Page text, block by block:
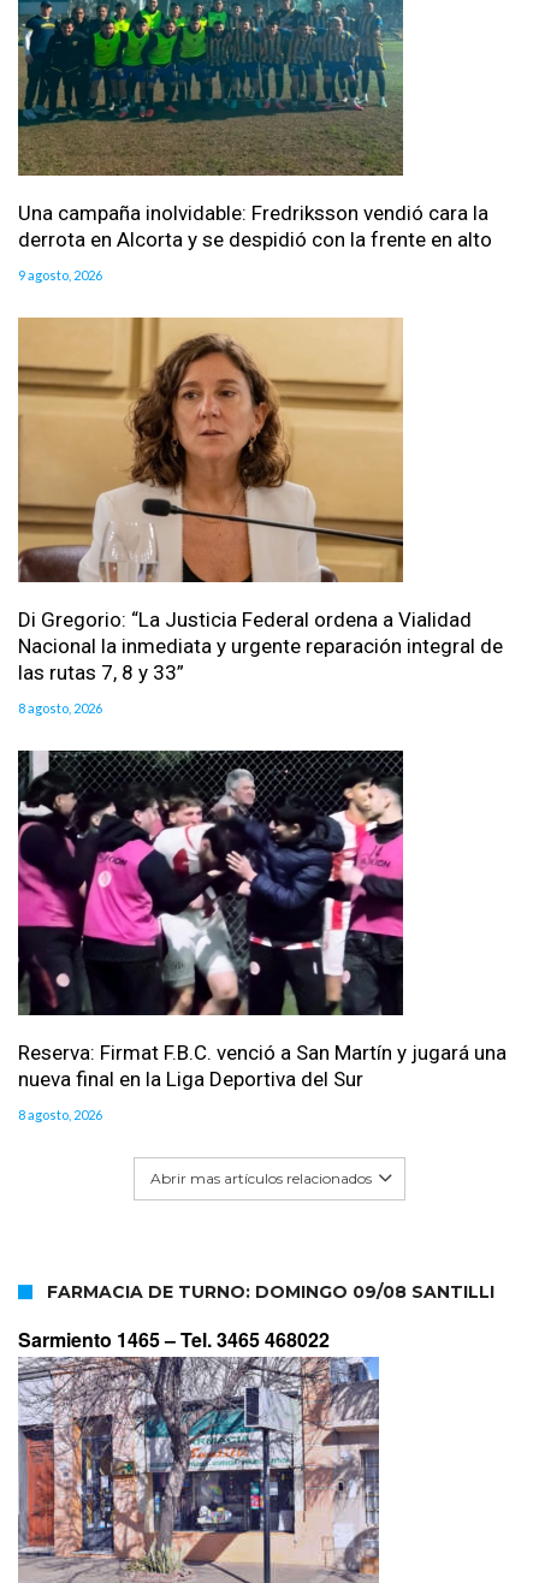
Una campaña inolvidable: Fredriksson vendió cara la
derrota en Alcorta y se despidió con la frente en alto
9 agosto, 2026
Di Gregorio: “La Justicia Federal ordena a Vialidad
Nacional la inmediata y urgente reparación integral de
las rutas 7, 8 y 33”
8 agosto, 2026
Reserva: Firmat F.B.C. venció a San Martín y jugará una
nueva final en la Liga Deportiva del Sur
8 agosto, 2026
Abrir mas artículos relacionados
FARMACIA DE TURNO: DOMINGO 09/08 SANTILLI
Sarmiento 1465 –Tel. 3465 468022